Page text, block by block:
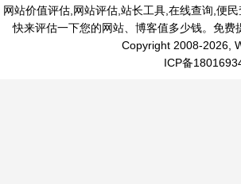
网站价值评估, 网站评估, 站长工具, 在线查询 便民
快来评估一下您的网站、博客值多少钱。免
Copyright 2008-2026,
ICP备